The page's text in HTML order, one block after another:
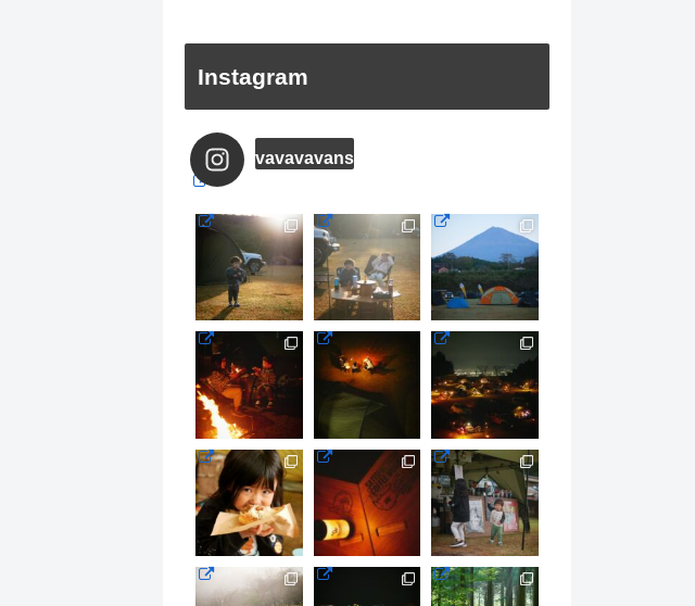
Instagram
vavavavans